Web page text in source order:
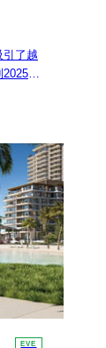
引了越
2025
EVE